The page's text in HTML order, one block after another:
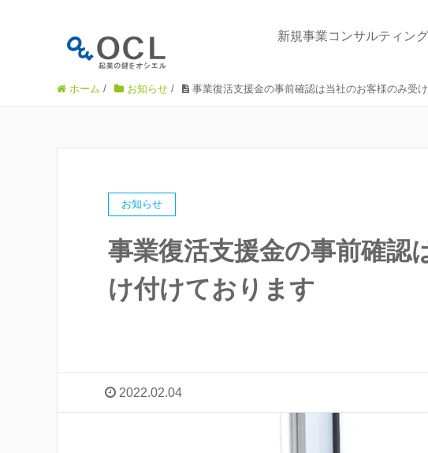
新規事業コンサルティング
ホーム / お知らせ / 事業復活支援金の事前確認は当社のお客様のみ受
お知らせ
事業復活支援金の事前確認
け付けております
2022.02.04